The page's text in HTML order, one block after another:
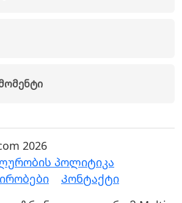
2026
პოლიტიკა
Კონტაქტი